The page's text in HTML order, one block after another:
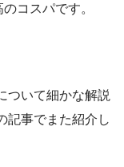
コスパです。
ついて細かな解説
記事でまた紹介し